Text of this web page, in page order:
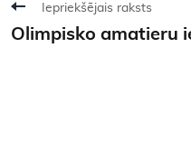
Iepriekšējais raksts
Olimpisko amatieru